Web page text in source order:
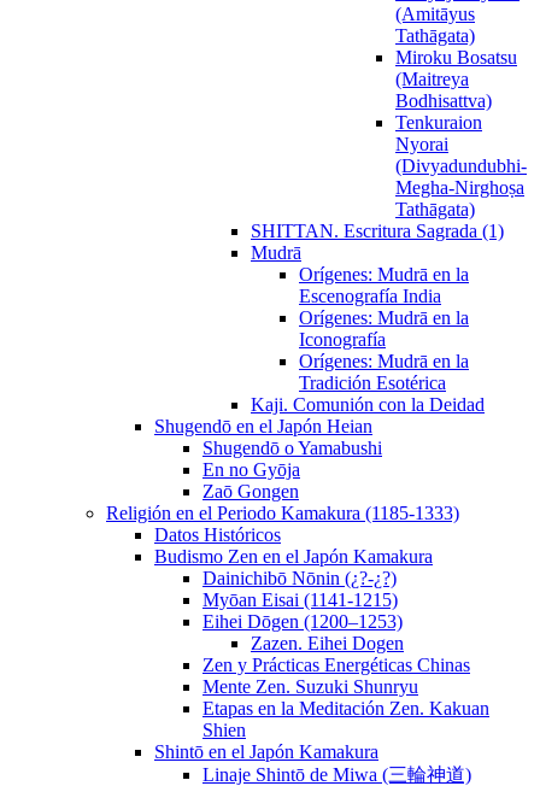
(Amitāyus
Tathāgata)
Miroku Bosatsu
(Maitreya
Bodhisattva)
Tenkuraion
Nyorai
(Divyadundubhi-
Megha-Nirghoṣa
Tathāgata)
SHITTAN. Escritura Sagrada (1)
Mudrā
Orígenes: Mudrā en la
Escenografía India
Orígenes: Mudrā en la
Iconografía
Orígenes: Mudrā en la
Tradición Esotérica
Kaji. Comunión con la Deidad
Shugendō en el Japón Heian
Shugendō o Yamabushi
En no Gyōja
Zaō Gongen
Religión en el Periodo Kamakura (1185-1333)
Datos Históricos
Budismo Zen en el Japón Kamakura
Dainichibō Nōnin (¿?-¿?)
Myōan Eisai (1141-1215)
Eihei Dōgen (1200–1253)
Zazen. Eihei Dogen
Zen y Prácticas Energéticas Chinas
Mente Zen. Suzuki Shunryu
Etapas en la Meditación Zen. Kakuan
Shien
Shintō en el Japón Kamakura
Linaje Shintō de Miwa (三輪神道)